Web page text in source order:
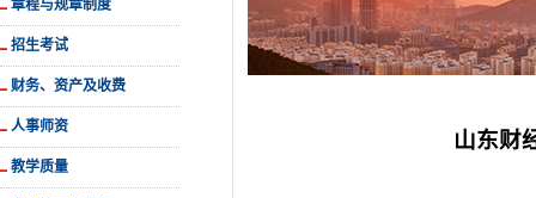
章程与规章制度
招生考试
财务、资产及收费
人事师资
教学质量
山东财